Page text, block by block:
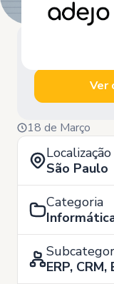
Ver
18 de Março
Localização
São Paulo
Categoria
ERP,